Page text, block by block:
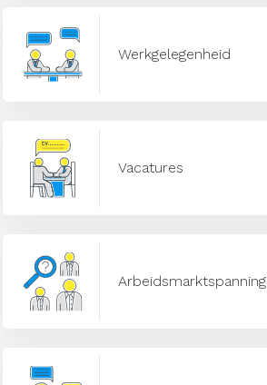
Werkgelegenheid
Vacatures
Arbeidsmarktspanning